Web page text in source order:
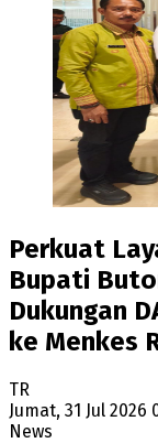
Perkuat
Bupati
Dukungan
ke Menkes
TR
Jumat, 31 Jul 2026
News